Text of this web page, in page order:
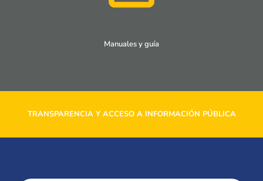
Manuales y guía
TRANSPARENCIA Y ACCESO A INFORMACIÓN PÚBLICA